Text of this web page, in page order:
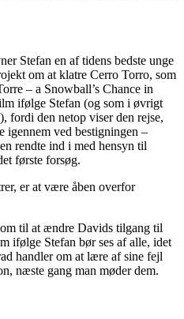
Stefan en af tidens bedste unge
om at klatre Cerro Torro, som
– a Snowball’s Chance in
ifølge Stefan (og som i øvrigt
fordi den netop viser den rejse,
igennem ved bestigningen –
rendte ind i med hensyn til
første forsøg.
er at være åben overfor
til at ændre Davids tilgang til
ifølge Stefan bør ses af alle, idet
handler om at lære af sine fejl
næste gang man møder dem.